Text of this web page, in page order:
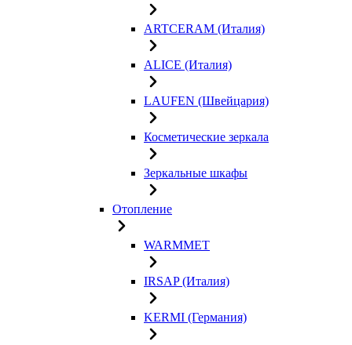
ARTCERAM (Италия)
ALICE (Италия)
LAUFEN (Швейцария)
Косметические зеркала
Зеркальные шкафы
Отопление
WARMMET
IRSAP (Италия)
KERMI (Германия)